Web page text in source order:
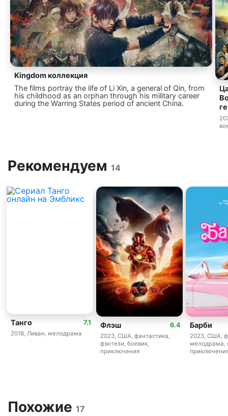
Kingdom коллекция
The films portray the life of Li Xin, a general of Qin, from
his childhood as an orphan through his military career
during the Warring States period of ancient China.
Рекомендуем 14
7.1
Танго
2018, Ливан, мелодрама
6.4
Флэш
2023, США, фантастика,
фэнтези, боевик,
приключения
Барби
2023, США,
мелодрама,
Похожие 17